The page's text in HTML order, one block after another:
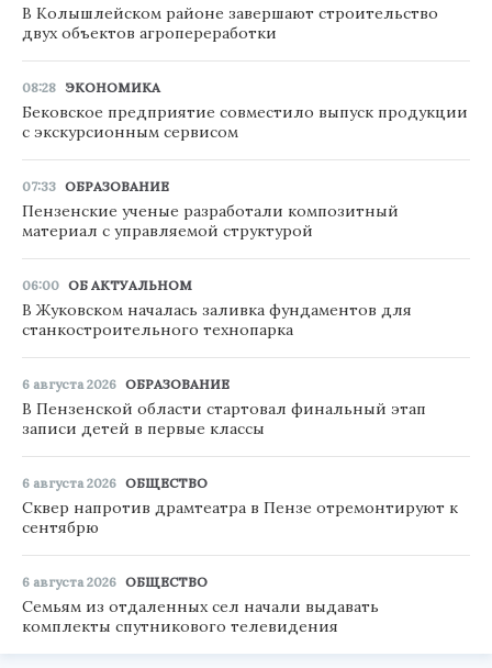
В Колышлейском районе завершают строительство
двух объектов агропереработки
08:28 ЭКОНОМИКА
Бековское предприятие совместило выпуск продукции
с экскурсионным сервисом
07:33 ОБРАЗОВАНИЕ
Пензенские ученые разработали композитный
материал с управляемой структурой
06:00 ОБ АКТУАЛЬНОМ
В Жуковском началась заливка фундаментов для
станкостроительного технопарка
6 августа 2026 ОБРАЗОВАНИЕ
В Пензенской области стартовал финальный этап
записи детей в первые классы
6 августа 2026 ОБЩЕСТВО
Сквер напротив драмтеатра в Пензе отремонтируют к
сентябрю
6 августа 2026 ОБЩЕСТВО
Семьям из отдаленных сел начали выдавать
комплекты спутникового телевидения